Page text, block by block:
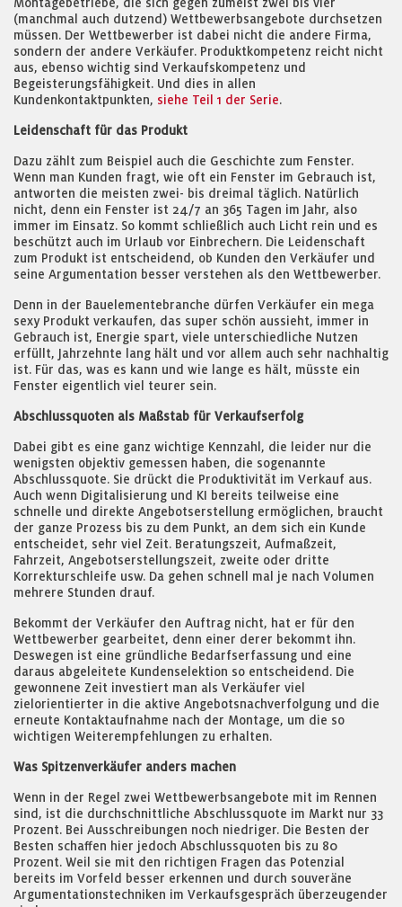
Montagebetriebe, die sich gegen zumeist zwei bis vier
(manchmal auch dutzend) Wettbewerbsangebote durchsetzen
müssen. Der Wettbewerber ist dabei nicht die andere Firma,
sondern der andere Verkäufer. Produktkompetenz reicht nicht
aus, ebenso wichtig sind Verkaufskompetenz und
Begeisterungsfähigkeit. Und dies in allen
Kundenkontaktpunkten, siehe Teil 1 der Serie.
Leidenschaft für das Produkt
Dazu zählt zum Beispiel auch die Geschichte zum Fenster.
Wenn man Kunden fragt, wie oft ein Fenster im Gebrauch ist,
antworten die meisten zwei- bis dreimal täglich. Natürlich
nicht, denn ein Fenster ist 24/7 an 365 Tagen im Jahr, also
immer im Einsatz. So kommt schließlich auch Licht rein und es
beschützt auch im Urlaub vor Einbrechern. Die Leidenschaft
zum Produkt ist entscheidend, ob Kunden den Verkäufer und
seine Argumentation besser verstehen als den Wettbewerber.
Denn in der Bauelementebranche dürfen Verkäufer ein mega
sexy Produkt verkaufen, das super schön aussieht, immer in
Gebrauch ist, Energie spart, viele unterschiedliche Nutzen
erfüllt, Jahrzehnte lang hält und vor allem auch sehr nachhaltig
ist. Für das, was es kann und wie lange es hält, müsste ein
Fenster eigentlich viel teurer sein.
Abschlussquoten als Maßstab für Verkaufserfolg
Dabei gibt es eine ganz wichtige Kennzahl, die leider nur die
wenigsten objektiv gemessen haben, die sogenannte
Abschlussquote. Sie drückt die Produktivität im Verkauf aus.
Auch wenn Digitalisierung und KI bereits teilweise eine
schnelle und direkte Angebotserstellung ermöglichen, braucht
der ganze Prozess bis zu dem Punkt, an dem sich ein Kunde
entscheidet, sehr viel Zeit. Beratungszeit, Aufmaßzeit,
Fahrzeit, Angebotserstellungszeit, zweite oder dritte
Korrekturschleife usw. Da gehen schnell mal je nach Volumen
mehrere Stunden drauf.
Bekommt der Verkäufer den Auftrag nicht, hat er für den
Wettbewerber gearbeitet, denn einer derer bekommt ihn.
Deswegen ist eine gründliche Bedarfserfassung und eine
daraus abgeleitete Kundenselektion so entscheidend. Die
gewonnene Zeit investiert man als Verkäufer viel
zielorientierter in die aktive Angebotsnachverfolgung und die
erneute Kontaktaufnahme nach der Montage, um die so
wichtigen Weiterempfehlungen zu erhalten.
Was Spitzenverkäufer anders machen
Wenn in der Regel zwei Wettbewerbsangebote mit im Rennen
sind, ist die durchschnittliche Abschlussquote im Markt nur 33
Prozent. Bei Ausschreibungen noch niedriger. Die Besten der
Besten schaffen hier jedoch Abschlussquoten bis zu 80
Prozent. Weil sie mit den richtigen Fragen das Potenzial
bereits im Vorfeld besser erkennen und durch souveräne
Argumentationstechniken im Verkaufsgespräch überzeugender